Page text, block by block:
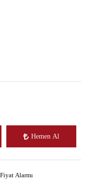
Hemen Al
Fiyat Alarmı